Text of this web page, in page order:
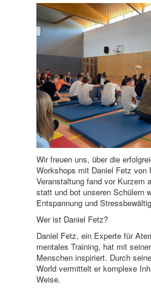
Wir freuen uns, über die
Workshops mit Daniel Fetz von
Veranstaltung fand vor Kurzem
statt und bot unseren Schülern
Entspannung und
Wer ist Daniel Fetz?
Daniel Fetz, ein Experte für
mentales Training, hat mit
Menschen inspiriert. Durch
World vermittelt er komplexe
Weise.